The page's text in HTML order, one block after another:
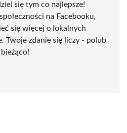
się tym co najlepsze!
na Facebooku,
się więcej o lokalnych
Twoje zdanie się liczy - polub